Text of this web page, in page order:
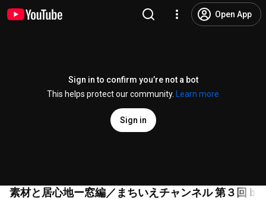
Open App
Sign in to confirm you’re not a bot
This helps protect our community.
Learn more
Sign in
素材と居心地ー窓編／まちいえチャンネル 第３回 by